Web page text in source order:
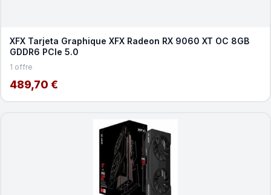
XFX Tarjeta Graphique XFX Radeon RX 9060 XT OC 8GB
GDDR6 PCIe 5.0
1 offre
489,70 €